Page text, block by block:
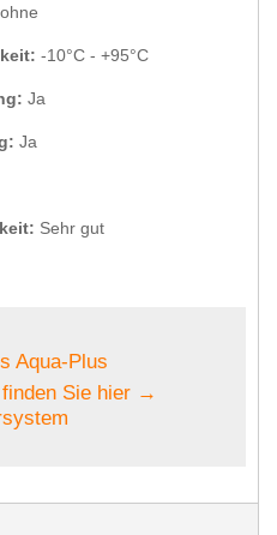
ohne
-10°C - +95°C
Ja
Ja
Sehr gut
Aqua-Plus
Sie hier →